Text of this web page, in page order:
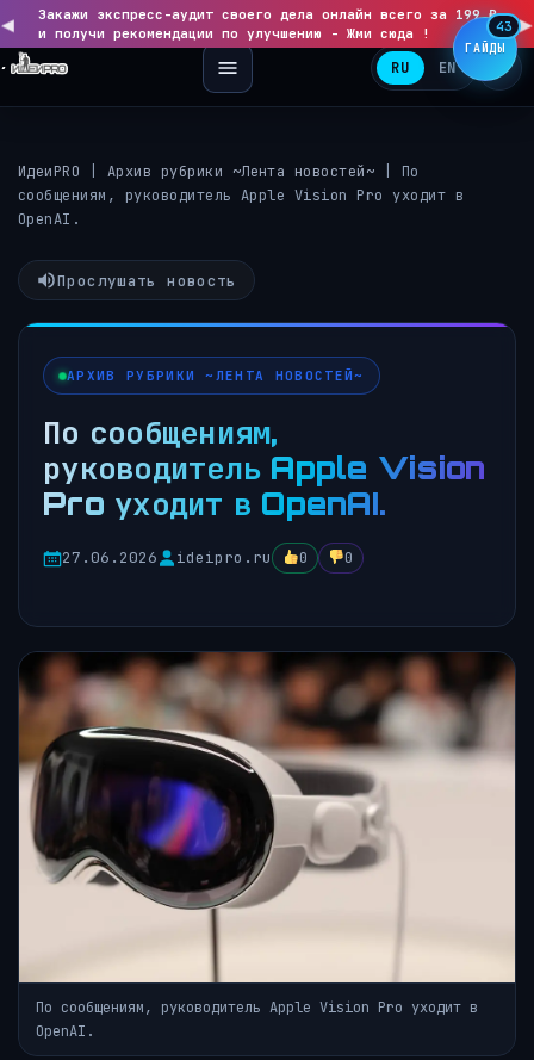
◀
Закажи экспресс-аудит своего дела онлайн всего за 199 ₽
и получи рекомендации по улучшению - Жми сюда !
▶
RU EN
ИдеиPRO Архив рубрики ~Лента новостей~
По
сообщениям, руководитель Apple Vision Pro уходит в
OpenAI.
Прослушать новость
АРХИВ РУБРИКИ ~ЛЕНТА НОВОСТЕЙ~
По сообщениям,
руководитель Apple Vision
Pro уходит в OpenAI.
27.06.2026 ideipro.ru 0 0
По сообщениям, руководитель Apple Vision Pro уходит в
OpenAI.
ГАЙДЫ
43